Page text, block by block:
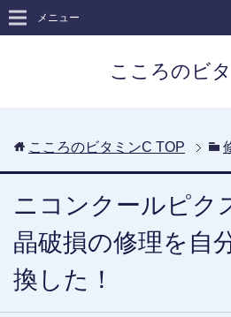
こころのビ
メニュー
こころのビタミンC TOP
ニコンクールピク
晶破損の修理を自
換した！